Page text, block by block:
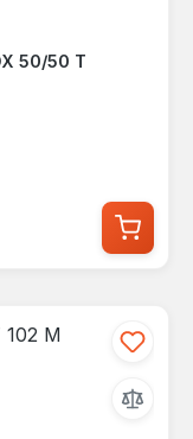
50/50 T